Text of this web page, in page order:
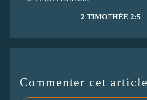
2 TIMOTHÉE 2:5
Commenter cet article